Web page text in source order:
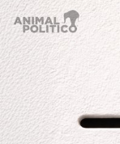
Por su parte,
Trabajadores (UNT)
Zócalo capitalino
Trabajo.
Los distintos
ciudad por las
Septiembre.